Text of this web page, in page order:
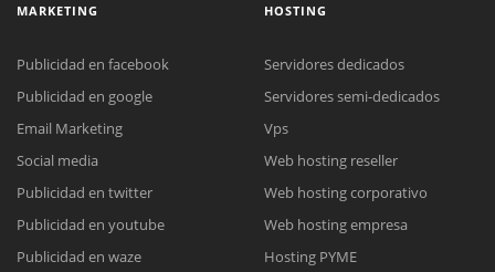
Reunión online
Nuestros ejecutivos le enviarán un correo electrónico con el enlace a
Meet para la reunión online.
Cotización
Complete el formulario y nos contactaremos a la brevedad.
Chat Online
para enviarnos un correo electrónico con sus datos personales.
MARKETING
Publicidad en facebook
Publicidad en google
Email Marketing
Social media
Publicidad en twitter
Publicidad en youtube
Publicidad en waze
HOSTING
Servidores dedicados
Servidores semi-dedicados
Vps
Web hosting reseller
Web hosting corporativo
Web hosting empresa
Hosting PYME